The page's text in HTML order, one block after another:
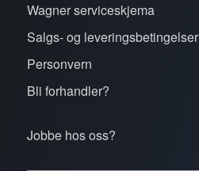
Wagner serviceskjema
Salgs- og leveringsbetingelser
Personvern
Bli forhandler?
Jobbe hos oss?